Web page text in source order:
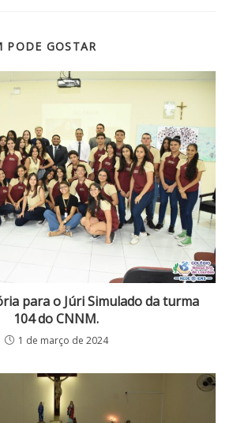
PODE GOSTAR
para o Júri Simulado da turma
104 do CNNM.
1 de março de 2024